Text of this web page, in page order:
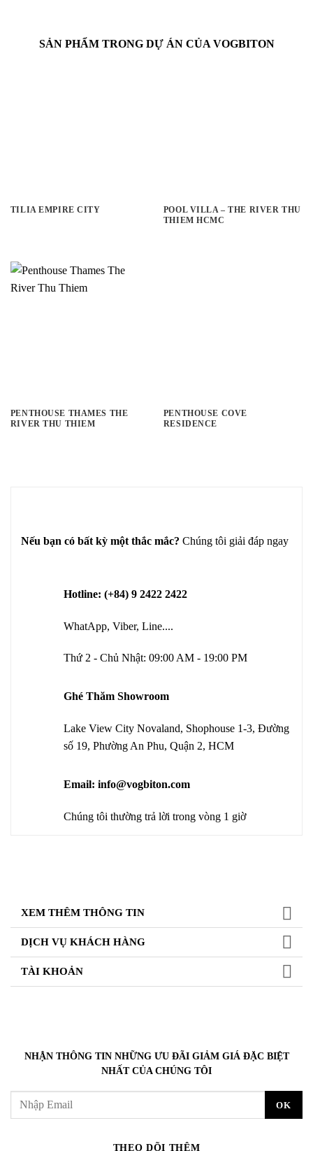
SẢN PHẨM TRONG DỰ ÁN CỦA VOGBITON
TILIA EMPIRE CITY
POOL VILLA – THE RIVER THU
THIEM HCMC
PENTHOUSE THAMES THE
RIVER THU THIEM
PENTHOUSE COVE
RESIDENCE
Nếu bạn có bất kỳ một thắc mắc? Chúng tôi giải đáp ngay
Hotline: (+84) 9 2422 2422
WhatApp, Viber, Line....
Thứ 2 - Chủ Nhật: 09:00 AM - 19:00 PM
Ghé Thăm Showroom
Lake View City Novaland, Shophouse 1-3, Đường
số 19, Phường An Phu, Quận 2, HCM
Email: info@vogbiton.com
Chúng tôi thường trả lời trong vòng 1 giờ
XEM THÊM THÔNG TIN
DỊCH VỤ KHÁCH HÀNG
TÀI KHOẢN
NHẬN THÔNG TIN NHỮNG ƯU ĐÃI GIẢM GIÁ ĐẶC BIỆT
NHẤT CỦA CHÚNG TÔI
THEO DÕI THÊM